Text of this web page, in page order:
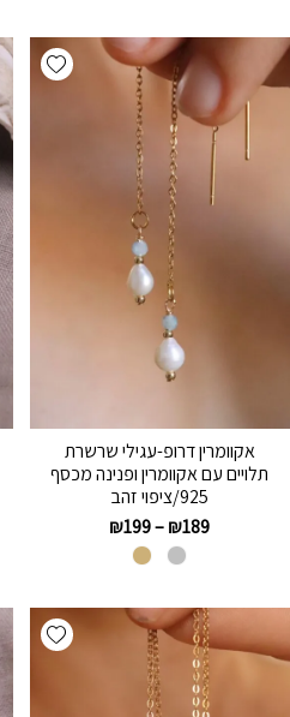
wishlist
אקוומרין דרופ-עגילי שרשרת
תלויים עם אקוומרין ופנינה מכסף
925/ציפוי זהב
₪189
–
₪199
wishlist